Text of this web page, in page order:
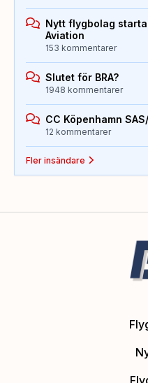
Nytt flygbolag
Aviation
153 kommentarer
Slutet för BRA?
1948 kommentarer
CC Köpenhamn
12 kommentarer
Fler insändare